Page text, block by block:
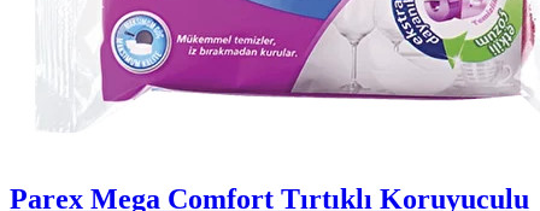
Parex Mega Comfort Tırtıklı Koruyuculu